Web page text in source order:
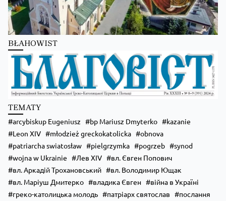
Kościół Greckokatolicki
2 days ago
Школи Християнського Аніматора (ШХА)
✨ Хочеш не просто проводити час, а зростати у вірі, відкривати свої
таланти та навчитися надихати інших?
Запрошуємо тебе до Школи Християнського Аніматора (ШХА) —
місця, де формується нове покоління християнських лідерів.
💙 На тебе чекає:
• формація, яка допоможе зміцнити віру;
• практичні навички для організації зустрічей, т
... Zobacz więcej
BŁAHOWIST
TEMATY
arcybiskup Eugeniusz bp Mariusz Dmyterko
kazanie
Leon XIV
młodzież greckokatolicka
obnova
patriarcha swiatosław
pielgrzymka pogrzeb
synod
wojna w Ukrainie
Лев XIV
вл. Євген Попович
вл. Аркадій Трохановський
вл. Володимир Ющак
вл. Маріуш Дмитерко
владика Євген
війна в Україні
греко-католицька молодь
патріарх святослав
послання